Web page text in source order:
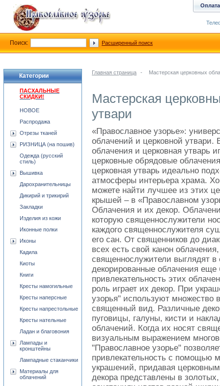
Главная страница - Мастерская церковных
Мастерская
утвари
«Православное узорье»:
облачений и церковной утвари.
облачения и церковная утварь
церковные обрядовые
церковная утварь идеально
атмосферы интерьера храма.
можете найти лучшее из этих
крышей – в «Православном
Облачения и их декор.
которую священнослужители
каждого священнослужителя
его сан. От священников до
всех есть свой канон
священнослужители выглядят
декорированные облачения
привлекательность этих
роль играет их декор. При
узорья" используют
священный вид. Различные
пуговицы, галуны, кисти и
облачений. Когда их носят
визуальным выражением
"Православное узорье"
привлекательность с помощью
украшений, придавая
декора представлены в
Категории
ПАСХАЛЬНЫЕ
СКИДКИ!
НОВОЕ
Распродажа
Отрезы тканей
РИЗНИЦА (на пошив)
Одежда (русский
стиль)
Вышивка
Дарохранительницы
Дикирий и трикирий
Закладки
Изделия из кожи
Иконные полки
Иконы
Кадила
Киоты
Книги
Кресты намогильные
Кресты наперсные
Кресты напрестольные
Кресты нательные
Ладан и благовония
Лампады и
кронштейны
Лампадные стаканчики
Материалы для
облачений
Оплата
Поиск: Расширенный поиск